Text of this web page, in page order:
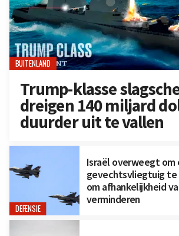
BUITENLAND
Trump-klasse
dreigen 140 miljard
duurder uit te vallen
DEFENSIE
Israël overweegt om
gevechtsvliegtuig
om afhankelijkheid
verminderen